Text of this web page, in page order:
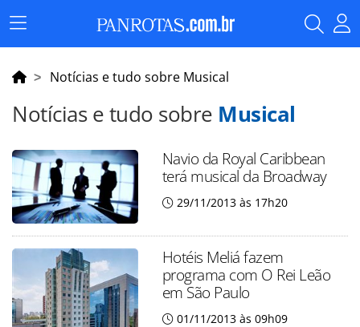
Menu
Principal
Notícias e tudo sobre Musical
Notícias e tudo sobre Musical
Navio da Royal Caribbean
terá musical da Broadway
29/11/2013 às 17h20
Hotéis Meliá fazem
programa com O Rei Leão
em São Paulo
01/11/2013 às 09h09